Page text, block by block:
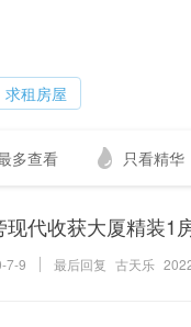
求租房屋
多查看 只看精华
代收获大厦精装1
7-9 最后回复 古天乐